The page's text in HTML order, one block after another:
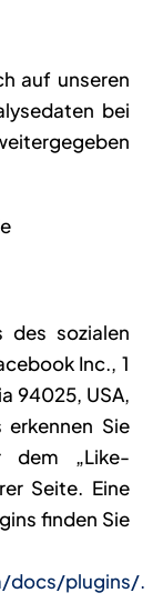
auf unseren
bei
des sozialen
Inc., 1
94025, USA,
Sie
dem „Like-
Seite. Eine
finden Sie
docs/plugins/.